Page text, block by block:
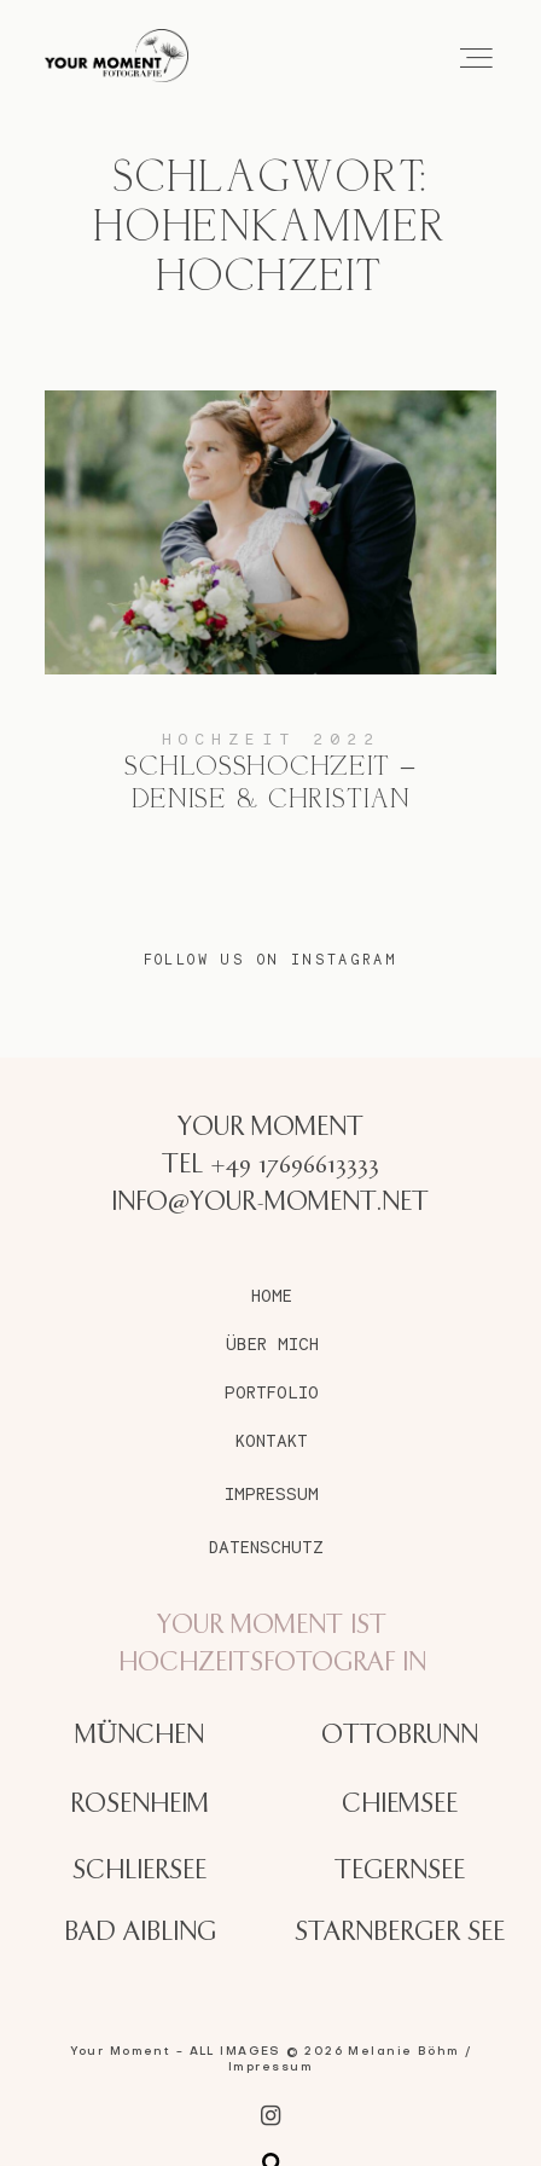
KONTAKT
SCHLAGWORT:
HOHENKAMMER
HOCHZEIT
HOCHZEIT 2022
SCHLOSSHOCHZEIT –
DENISE & CHRISTIAN
FOLLOW US ON INSTAGRAM
HOME
YOUR MOMENT IST
HOCHZEITSFOTOGRAF IN
YOUR MOMENT
TEL +49 17696613333
INFO@YOUR-MOMENT.NET
ÜBER MICH
MÜNCHEN
ROSENHEIM
SCHLIERSEE
PORTFOLIO
CHIEMSEE
OTTOBRUNN
TEGERNSEE
KONTAKT
BAD AIBLING STARNBERGER SEE
IMPRESSUM
DATENSCHUTZ
Your Moment - ALL IMAGES © 2026 Melanie Böhm /
Impressum